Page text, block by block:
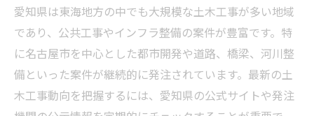
性
施工管理の求人動向と転職活動のタイミン
グ
現場で求められる施工管理技術の本質を探る
土木工事現場で必須となる施工管理技術
愛知県は東海地方の中でも大規模な土木工事が多い地域
であり、公共工事やインフラ整備の案件が豊富です。特
に名古屋市を中心とした都市開発や道路、橋梁、河川整
備といった案件が継続的に発注されています。最新の土
木工事動向を把握するには、愛知県の公式サイトや発注